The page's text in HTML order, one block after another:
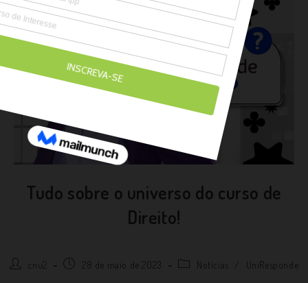
Tudo sobre o universo do curso de
Direito!
cnu2 28 de maio de 2023 Notícias UniResponde